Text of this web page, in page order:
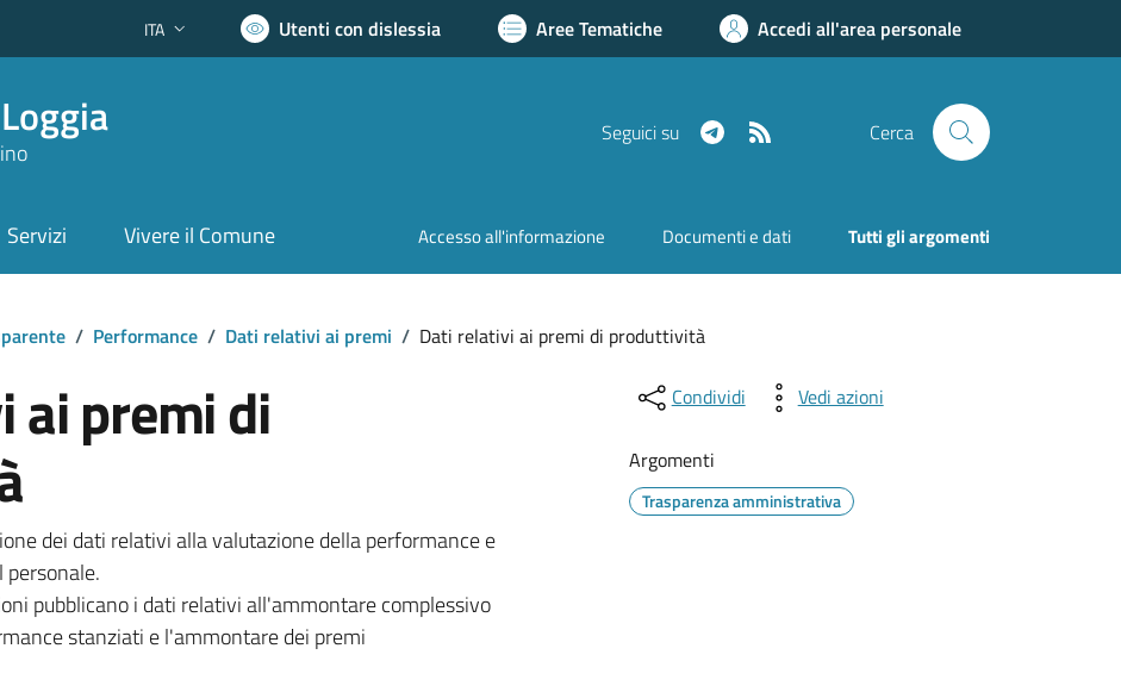
Lingua attiva:
ITA Utenti con dislessia Aree Tematiche Accedi all'area personale
Seguici su Telegram Cerca
Servizi Vivere il Comune Accesso all'informazione Documenti e dati Tutti gli argomenti
/ Performance / Dati relativi ai premi / Dati relativi ai premi di produttività
ai premi di
dei dati relativi alla valutazione della performance e
pubblicano i dati relativi all'ammontare complessivo
stanziati e l'ammontare dei premi
Condividi Vedi azioni
Argomenti
Trasparenza amministrativa